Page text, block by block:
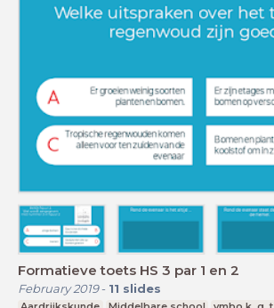
Formatieve toets HS 3 par 1 en 2
February 2019- 11 slides